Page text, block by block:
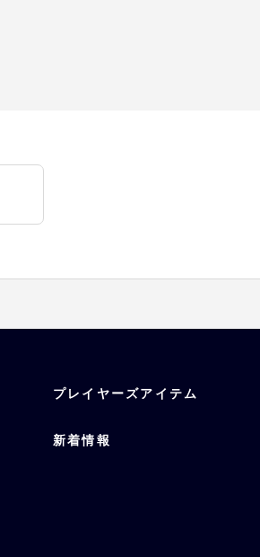
プレイヤーズアイテム
新着情報